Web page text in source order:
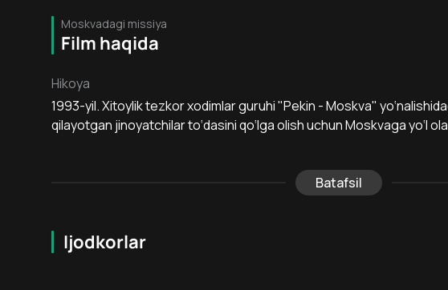
Moskvadagi missiya
Film haqida
Hikoya
1993-yil. Xitoylik tezkor xodimlar guruhi "Pekin - Moskva"
qilayotgan jinoyatchilar to‘dasini qo‘lga olish uchun Moskvaga yo‘l
Batafsil
Ijodkorlar